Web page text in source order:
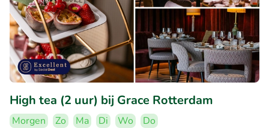
High tea (2 uur) bij Grace Rotterdam
Morgen Zo Ma Di Wo
Do